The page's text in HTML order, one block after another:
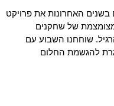
בשנים האחרונות את פרויקט
של שחקנים
שוחחנו השבוע עם
להגשמת החלום